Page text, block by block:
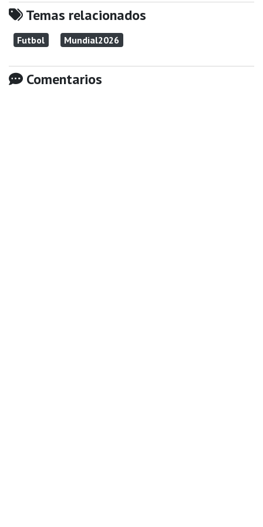
Temas relacionados
Futbol Mundial2026
Comentarios